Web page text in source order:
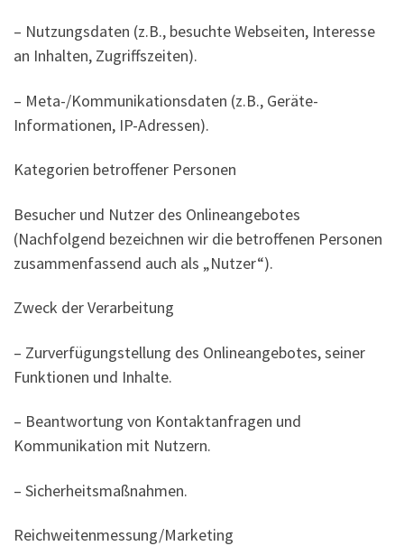
– Nutzungsdaten (z.B., besuchte Webseiten, Interesse
an Inhalten, Zugriffszeiten).
– Meta-/Kommunikationsdaten (z.B., Geräte-
Informationen, IP-Adressen).
Kategorien betroffener Personen
Besucher und Nutzer des Onlineangebotes
(Nachfolgend bezeichnen wir die betroffenen Personen
zusammenfassend auch als „Nutzer“).
Zweck der Verarbeitung
– Zurverfügungstellung des Onlineangebotes, seiner
Funktionen und Inhalte.
– Beantwortung von Kontaktanfragen und
Kommunikation mit Nutzern.
– Sicherheitsmaßnahmen.
Reichweitenmessung/Marketing